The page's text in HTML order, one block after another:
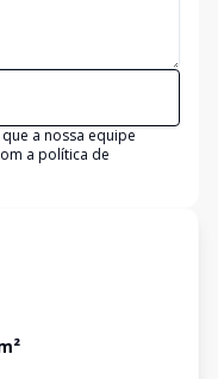
a nossa equipe
a política de